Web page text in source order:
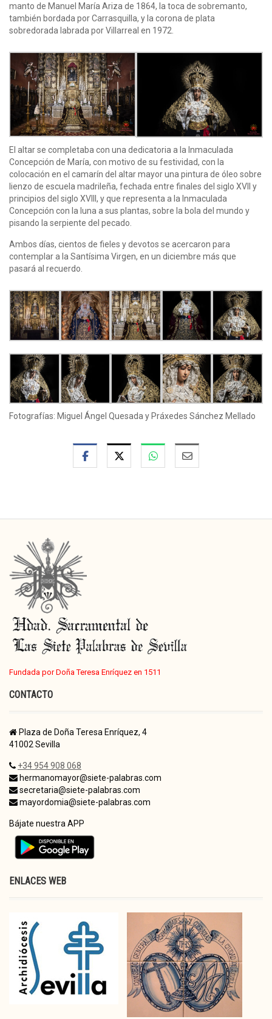
manto de Manuel María Ariza de 1864, la toca de sobremanto,
también bordada por Carrasquilla, y la corona de plata
sobredorada labrada por Villarreal en 1972.
El altar se completaba con una dedicatoria a la Inmaculada
Concepción de María, con motivo de su festividad, con la
colocación en el camarín del altar mayor una pintura de óleo sobre
lienzo de escuela madrileña, fechada entre finales del siglo XVII y
principios del siglo XVIII, y que representa a la Inmaculada
Concepción con la luna a sus plantas, sobre la bola del mundo y
pisando la serpiente del pecado.
Ambos días, cientos de fieles y devotos se acercaron para
contemplar a la Santísima Virgen, en un diciembre más que
pasará al recuerdo.
Fotografías: Miguel Ángel Quesada y Práxedes Sánchez Mellado
Fundada por Doña Teresa Enríquez en 1511
CONTACTO
Plaza de Doña Teresa Enríquez, 4
41002 Sevilla
+34 954 908 068
hermanomayor@siete-palabras.com
secretaria@siete-palabras.com
mayordomia@siete-palabras.com
Bájate nuestra APP
ENLACES WEB